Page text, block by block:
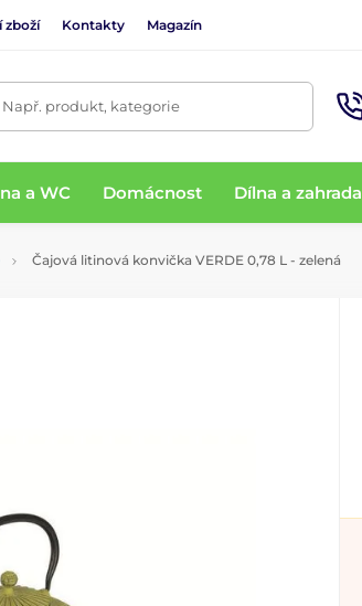
zboží Kontakty Magazín
Např. produkt, kategorie
a WC Domácnost Dílna a zahrada
Čajová litinová konvička VERDE 0,78 L - zelená